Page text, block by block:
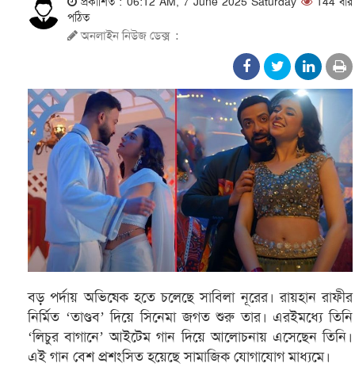
পঠিত
অনলাইন নিউজ ডেক্স :
বড় পর্দায় অভিষেক হতে চলেছে সাবিলা নূরের। রায়হান রাফীর
নির্মিত ‘তাণ্ডব’ দিয়ে সিনেমা জগত শুরু তার। এরইমধ্যে তিনি
‘লিচুর বাগানে’ আইটেম গান দিয়ে আলোচনায় এসেছেন তিনি।
এই গান বেশ প্রশংসিত হয়েছে সামাজিক যোগাযোগ মাধ্যমে।